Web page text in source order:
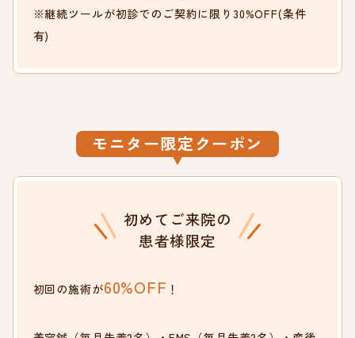
※継続ツールが初診でのご契約に限り30%OFF(条件
有)
モニター限定クーポン
初めてご来院の
患者様限定
初回の施術が60%OFF ！